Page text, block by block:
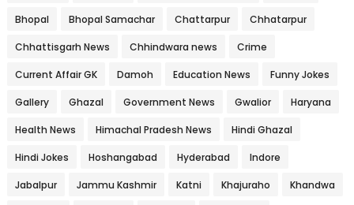
Bhopal Bhopal Samachar Chattarpur Chhatarpur
Chhattisgarh News Chhindwara news Crime
Current Affair GK Damoh Education News Funny Jokes
Gallery Ghazal Government News Gwalior Haryana
Health News Himachal Pradesh News Hindi Ghazal
Hindi Jokes Hoshangabad Hyderabad Indore
Jabalpur Jammu Kashmir Katni Khajuraho Khandwa